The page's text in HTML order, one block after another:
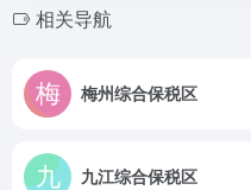
相关导航
梅州综合保税区
九江综合保税区